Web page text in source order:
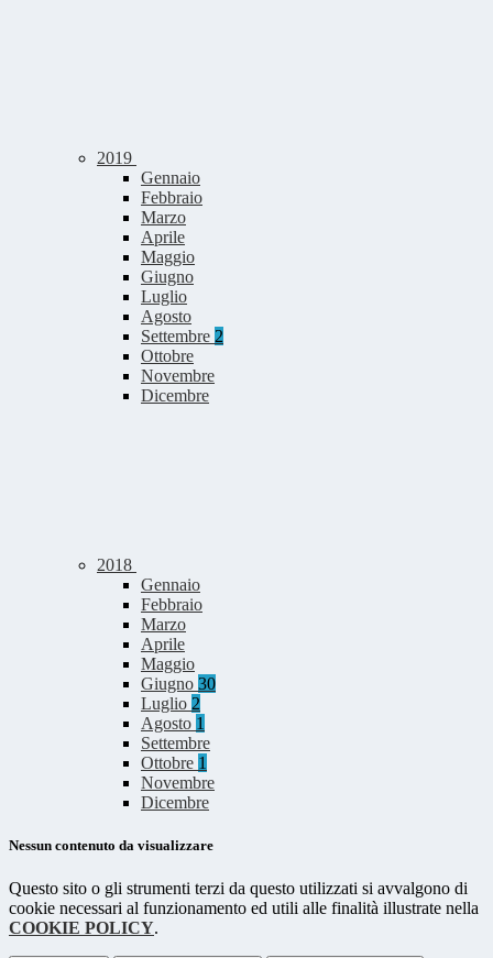
2019
Gennaio
Febbraio
Marzo
Aprile
Maggio
Giugno
Luglio
Agosto
Settembre 2
Ottobre
Novembre
Dicembre
2018
Gennaio
Febbraio
Marzo
Aprile
Maggio
Giugno 30
Luglio 2
Agosto 1
Settembre
Ottobre 1
Novembre
Dicembre
Nessun contenuto da visualizzare
Questo sito o gli strumenti terzi da questo utilizzati si avvalgono di
cookie necessari al funzionamento ed utili alle finalità illustrate nella
COOKIE POLICY.